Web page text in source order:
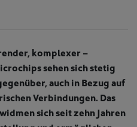
komplexer –
sehen sich stetig
auch in Bezug auf
Verbindungen. Das
sich seit zehn Jahren